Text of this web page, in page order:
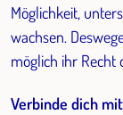
Möglichkeit,
wachsen.
möglich ihr
Verbinde dich